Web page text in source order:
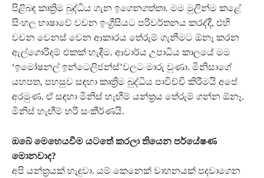
පිළිබඳ කෘත්‍රිම බුද්ධිය ගැන ඉගෙනගත්තා. මම මුලින්ම කළේ
සිංහල භාෂාවේ වචන ඉංග්‍රීසියට පරිවර්තනය කරද්දී, එහි
වචන වෙනස් වෙන ආකාරය තේරුම් ගැනීමට ඕනෑ කරන
ඇල්ගොරිදම් එකක් හැදීම. ආචාර්ය උපාධිය කාලයේ මම
‘ඉමෝෂනල් ඉන්ටෙලිජන්ස්’වලට මාරු වුණා. මිනිසාගේ
යහපත, පහසුව සඳහා කෘත්‍රිම බුද්ධිය පාවිච්චි කිරීමයි අපේ
අරමුණ. ඒ සඳහා මිනිස් හැඟීම් යන්ත්‍රය තේරුම් ගන්න ඕනෑ.
මිනිස් හැඟීම් හරි සංකීර්ණයි.
ඔබේ මෙහෙයවීම යටතේ කරලා තියෙන පර්යේෂණ
මොනවාද?
අපි යන්ත්‍රයක් හැදුවා. යම් කෙනෙක් වාහනයක් පදවාගෙන